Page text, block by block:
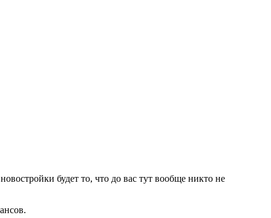
будет то, что до вас тут вообще никто не